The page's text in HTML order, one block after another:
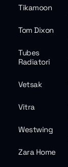
Tikamoon
Tom Dixon
Tubes
Radiatori
Vetsak
Vitra
Westwing
Zara Home